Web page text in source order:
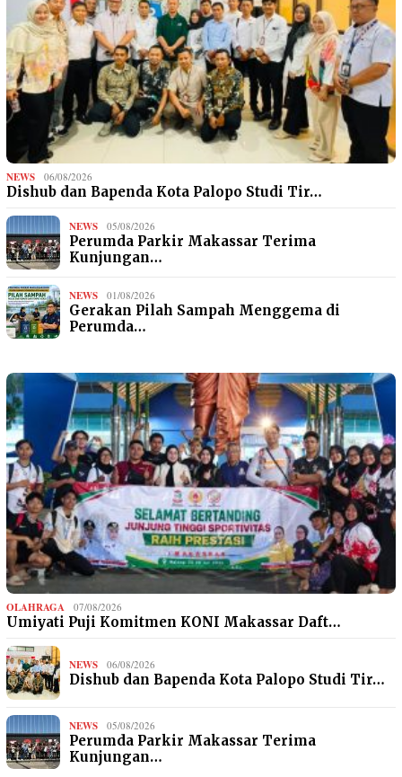
NEWS 06/08/2026
Dishub dan Bapenda Kota Palopo Studi Tir…
NEWS 05/08/2026
Perumda Parkir Makassar Terima
Kunjungan…
NEWS 01/08/2026
Gerakan Pilah Sampah Menggema di
Perumda…
OLAHRAGA 07/08/2026
Umiyati Puji Komitmen KONI Makassar Daft…
NEWS 06/08/2026
Dishub dan Bapenda Kota Palopo Studi Tir…
NEWS 05/08/2026
Perumda Parkir Makassar Terima
Kunjungan…